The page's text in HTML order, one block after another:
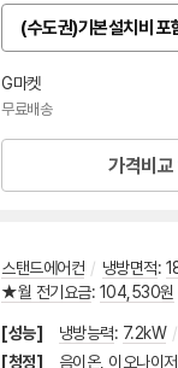
(수도권)기본설치비 포
옵
션
선
택
G마켓
무료배송
가격비교
스탠드에어컨 / 냉방면적:
★월 전기요금: 104,530원
[성능] 냉방능력: 7.2kW /
[청정]
음이온, 이오나이저